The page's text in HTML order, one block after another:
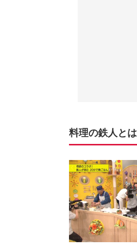
料理の鉄人とは